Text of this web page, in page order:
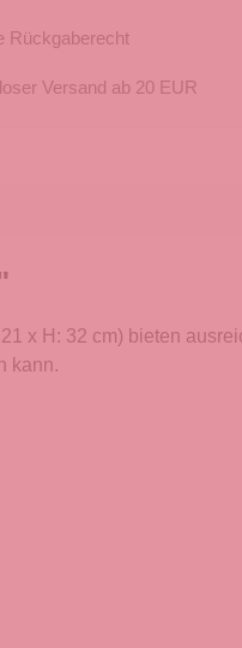
Rückgaberecht
Versand ab 20 EUR
x H: 32 cm) bieten
kann.